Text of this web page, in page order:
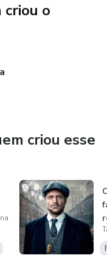
criou o
criou esse